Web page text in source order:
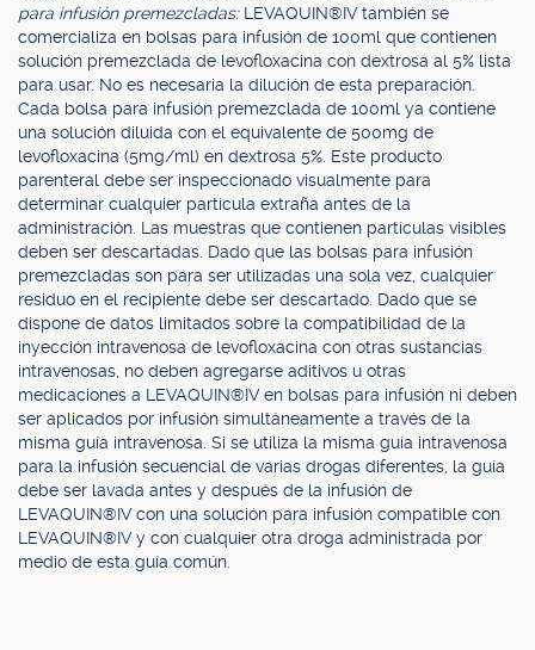
para infusión premezcladas: LEVAQUIN®IV también se
comercializa en bolsas para infusión de 100ml que contienen
solución premezclada de levofloxacina con dextrosa al 5% lista
para usar. No es necesaria la dilución de esta preparación.
Cada bolsa para infusión premezclada de 100ml ya contiene
una solución diluida con el equivalente de 500mg de
levofloxacina (5mg/ml) en dextrosa 5%. Este producto
parenteral debe ser inspeccionado visualmente para
determinar cualquier partícula extraña antes de la
administración. Las muestras que contienen partículas visibles
deben ser descartadas. Dado que las bolsas para infusión
premezcladas son para ser utilizadas una sola vez, cualquier
residuo en el recipiente debe ser descartado. Dado que se
dispone de datos limitados sobre la compatibilidad de la
inyección intravenosa de levofloxacina con otras sustancias
intravenosas, no deben agregarse aditivos u otras
medicaciones a LEVAQUIN®IV en bolsas para infusión ni deben
ser aplicados por infusión simultáneamente a través de la
misma guía intravenosa. Si se utiliza la misma guía intravenosa
para la infusión secuencial de varias drogas diferentes, la guía
debe ser lavada antes y después de la infusión de
LEVAQUIN®IV con una solución para infusión compatible con
LEVAQUIN®IV y con cualquier otra droga administrada por
medio de esta guía común.